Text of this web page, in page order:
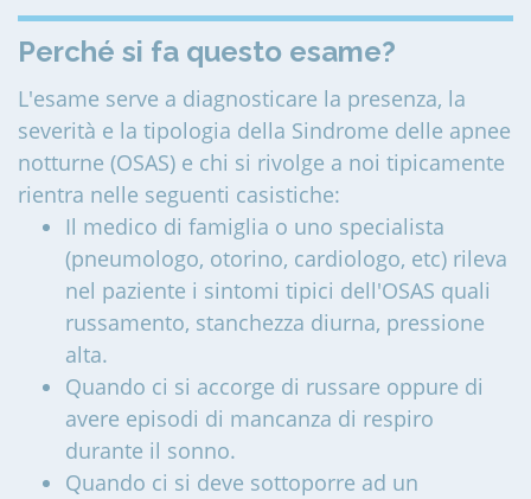
Perché si fa questo esame?
L'esame serve a diagnosticare la presenza, la
severità e la tipologia della Sindrome delle apnee
notturne (OSAS) e chi si rivolge a noi tipicamente
rientra nelle seguenti casistiche:
Il medico di famiglia o uno specialista
(pneumologo, otorino, cardiologo, etc) rileva
nel paziente i sintomi tipici dell'OSAS quali
russamento, stanchezza diurna, pressione
alta.
Quando ci si accorge di russare oppure di
avere episodi di mancanza di respiro
durante il sonno.
Quando ci si deve sottoporre ad un